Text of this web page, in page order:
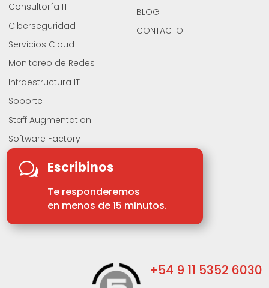
Consultoría IT
Ciberseguridad
Servicios Cloud
Monitoreo de Redes
Infraestructura IT
Soporte IT
Staff Augmentation
Software Factory
BLOG
CONTACTO
w Escribinos
Te responderemos
en menos de 15 minutos.
+54 9 11 5352 6030